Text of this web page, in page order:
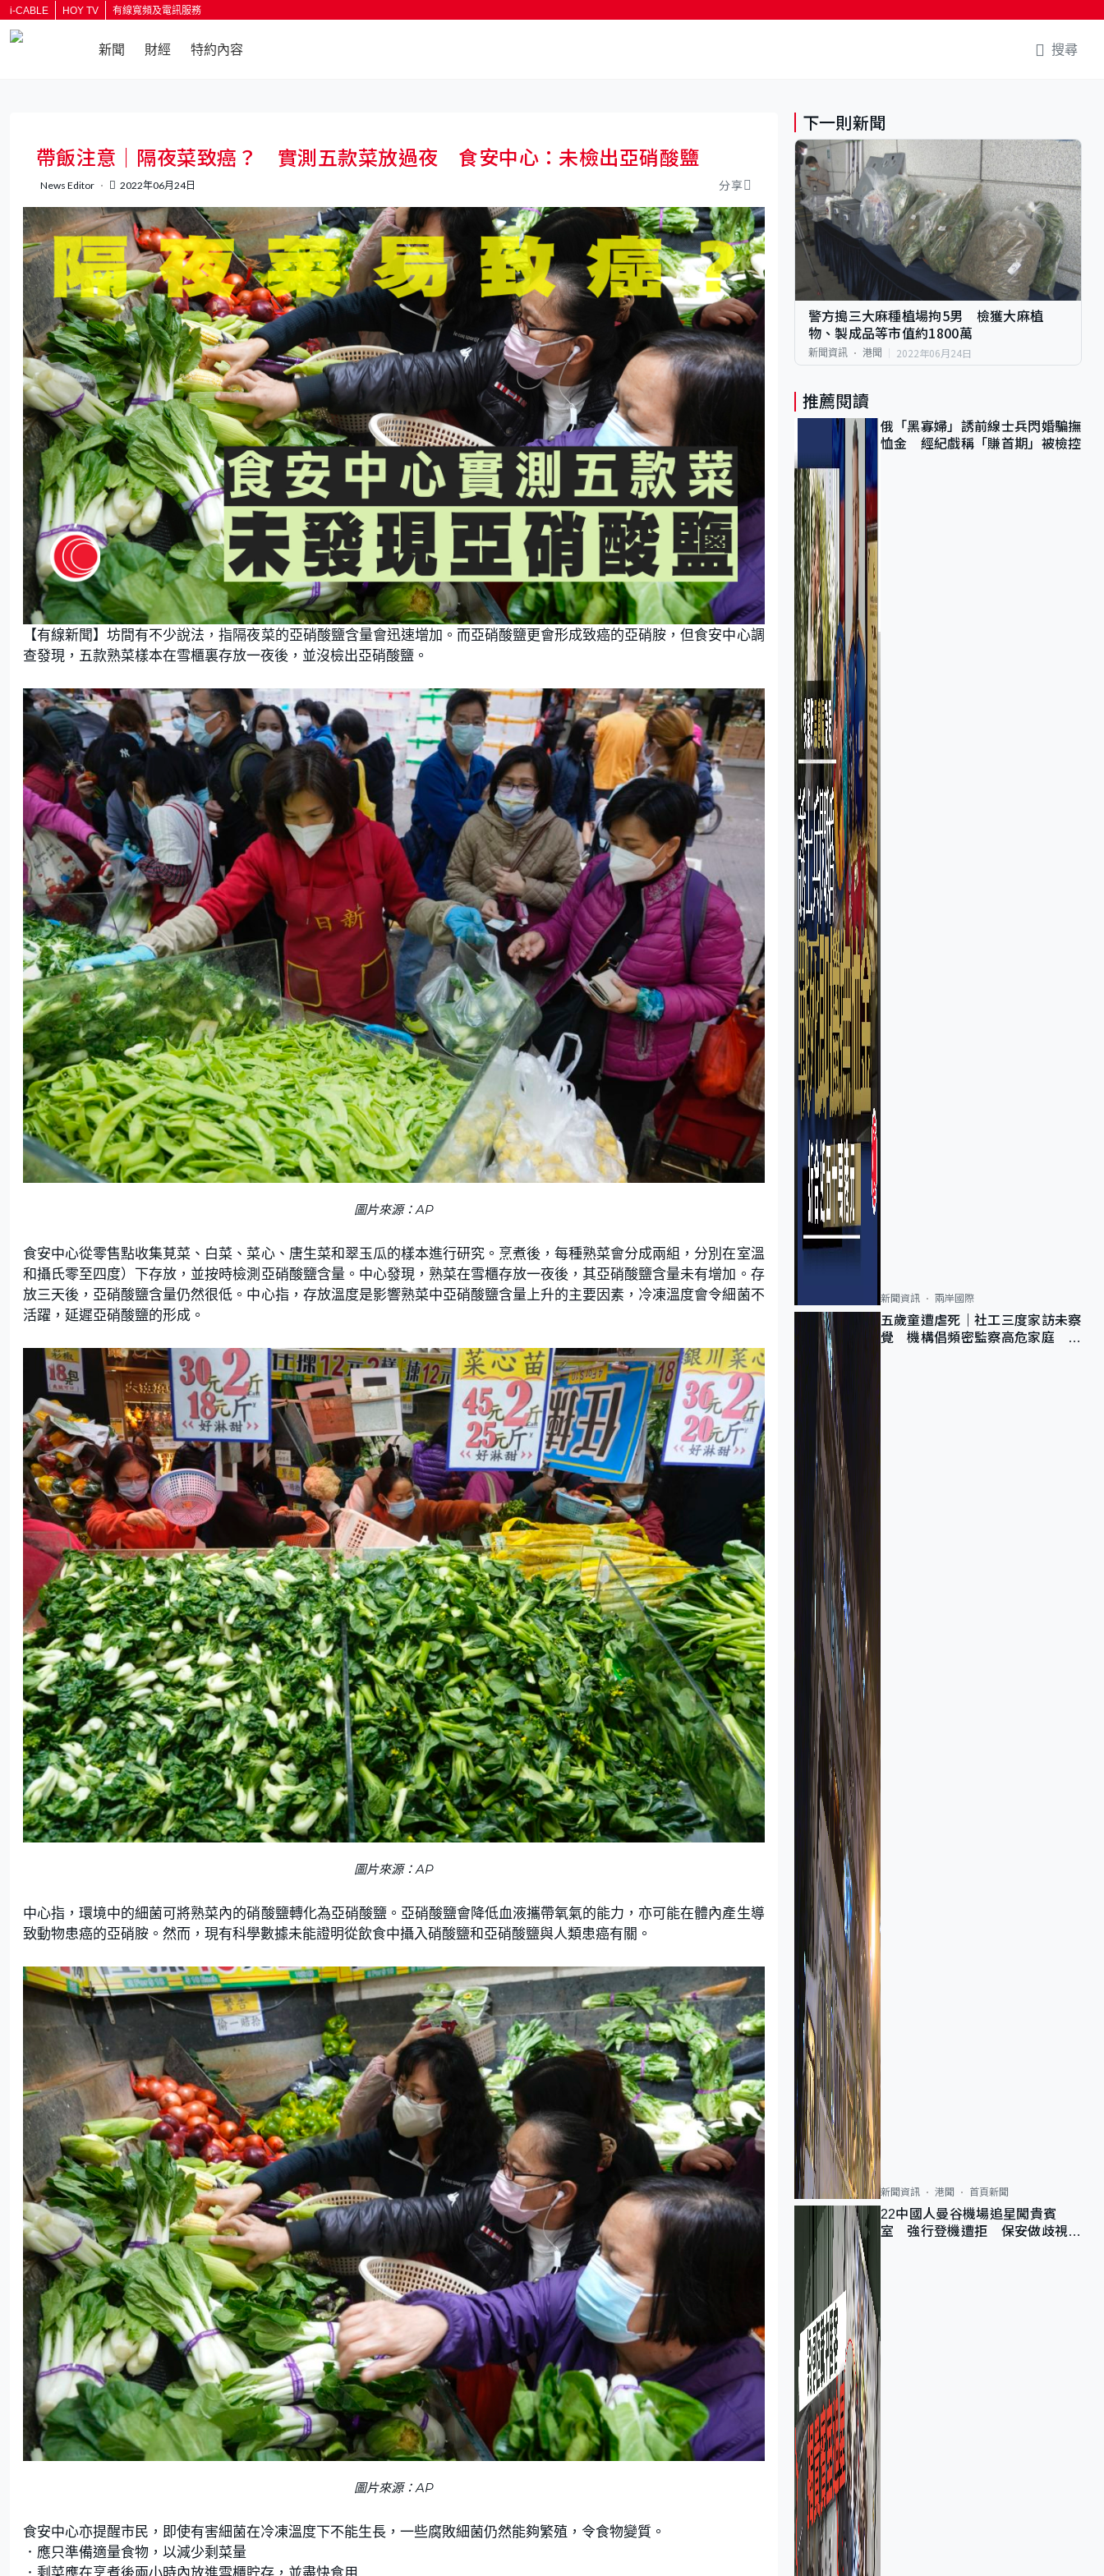
i-CABLE HOY TV 有線寬頻及電訊服務
新聞 財經 特約內容 搜尋
帶飯注意｜隔夜菜致癌？ 實測五款菜放過夜 食安中心：未檢出亞硝酸鹽
News Editor 2022年06月24日 分享
【有線新聞】坊間有不少說法，指隔夜菜的亞硝酸鹽含量會迅速增加。而亞硝酸鹽更會形成致癌的亞硝胺，但食安中心調
查發現，五款熟菜樣本在雪櫃裏存放一夜後，並沒檢出亞硝酸鹽。
圖片來源：AP
食安中心從零售點收集莧菜、白菜、菜心、唐生菜和翠玉瓜的樣本進行研究。烹煮後，每種熟菜會分成兩組，分別在室溫
和攝氏零至四度）下存放，並按時檢測亞硝酸鹽含量。中心發現，熟菜在雪櫃存放一夜後，其亞硝酸鹽含量未有增加。存
放三天後，亞硝酸鹽含量仍然很低。中心指，存放溫度是影響熟菜中亞硝酸鹽含量上升的主要因素，冷凍溫度會令細菌不
活躍，延遲亞硝酸鹽的形成。
圖片來源：AP
中心指，環境中的細菌可將熟菜內的硝酸鹽轉化為亞硝酸鹽。亞硝酸鹽會降低血液攜帶氧氣的能力，亦可能在體內產生導
致動物患癌的亞硝胺。然而，現有科學數據未能證明從飲食中攝入硝酸鹽和亞硝酸鹽與人類患癌有關。
圖片來源：AP
食安中心亦提醒市民，即使有害細菌在冷凍溫度下不能生長，一些腐敗細菌仍然能夠繁殖，令食物變質。
．應只準備適量食物，以減少剩菜量
．剩菜應在烹煮後兩小時內放進雪櫃貯存，並盡快食用
下一則新聞
警方搗三大麻種植場拘5男 檢獲大麻植
物、製成品等市值約1800萬
新聞資訊 港聞 2022年06月24日
推薦閱讀
俄「黑寡婦」誘前線士兵閃婚騙撫
恤金 經紀戲稱「賺首期」被檢控
新聞資訊 兩岸國際
五歲童遭虐死｜社工三度家訪未察
覺 機構倡頻密監察高危家庭 管
新聞資訊 港聞 首頁新聞
22中國人曼谷機場追星闖貴賓
室 強行登機遭拒 保安做歧視手